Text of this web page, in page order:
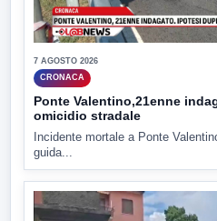
7 AGOSTO 2026
CRONACA
Ponte Valentino,21enne
omicidio stradale
Incidente mortale a Ponte
guida...